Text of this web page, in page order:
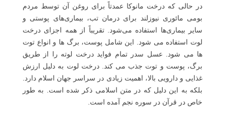
در حالی که درخت مانوکا عمدتاً برای روغن آن توسط مردم
بومی مائوری نیوزلند برای درمان تب، بیماری‌های پوستی و
سایر بیماری‌ها استفاده می‌شود. تقریباً از همه اجزای درخت
لوت استفاده می شود. این شامل پوست، برگ ها و انواع توت
ها می شود. عسل سدر تمام فواید درخت لوته را از طریق
برگ، پوست و توت جذب می کند. درخت لوت به دلیل ارزش
غذایی و دارویی بالا، اهمیت زیادی در سراسر جهان اسلام دارد.
بلکه به این دلیل که در متن اسلامی ذکر شده است. به طور
خاص در قرآن در سوره نجم آمده است.